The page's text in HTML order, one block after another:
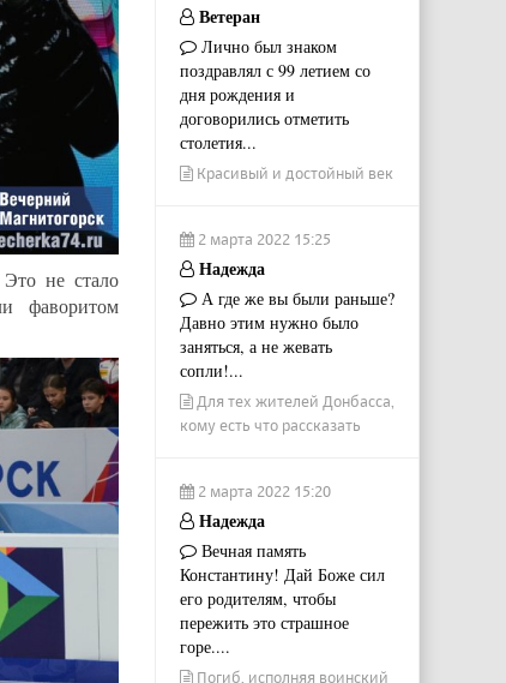
не стало
фаворитом
Ветеран
Лично был знаком
поздравлял с 99 летием со
дня рождения и
договорились отметить
столетия...
Красивый и достойный век
2 марта 2022 15:25
Надежда
А где же вы были раньше?
Давно этим нужно было
заняться, а не жевать
сопли!...
Для тех жителей Донбасса,
кому есть что рассказать
2 марта 2022 15:20
Надежда
Вечная память
Константину! Дай Боже сил
его родителям, чтобы
пережить это страшное
горе....
Погиб, исполняя воинский